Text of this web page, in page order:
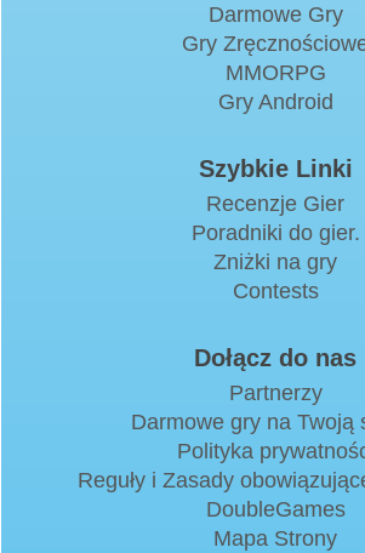
Darmowe Gry
Gry
MMORPG
Gry Android
Szybkie Linki
Recenzje Gier
Poradniki do gier.
Zniżki na gry
Contests
Dołącz do nas
Partnerzy
Darmowe gry na Twoją
Polityka
Reguły i Zasady
DoubleGames
Mapa Strony